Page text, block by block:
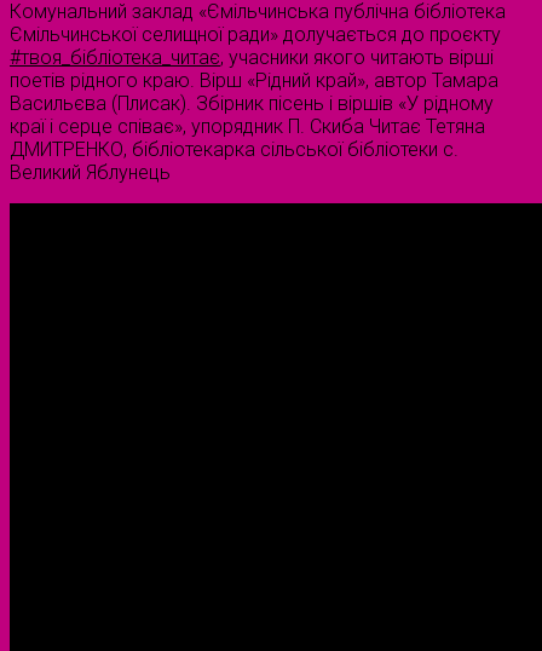
Комунальний заклад «Ємільчинська публічна бібліотека
Ємільчинської селищної ради» долучається до проєкту
#твоя_бібліотека_читає, учасники якого читають вірші
поетів рідного краю. Вірш «Рідний край», автор Тамара
Васильєва (Плисак). Збірник пісень і віршів «У рідному
краї і серце співає», упорядник П. Скиба Читає Тетяна
ДМИТРЕНКО, бібліотекарка сільської бібліотеки с.
Великий Яблунець